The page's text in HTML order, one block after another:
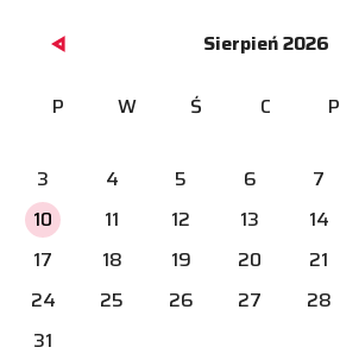
Sierpień 2026
P W Ś C P
3
4 5 6 7
10
11 12 13 14
17
18 19 20 21
24
25 26 27 28
31